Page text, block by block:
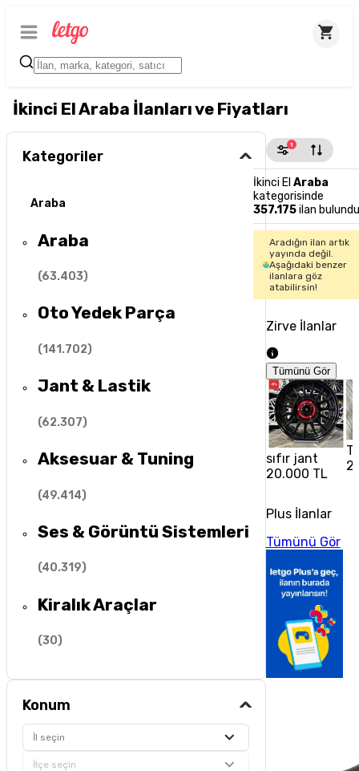
İkinci El Araba İlanları ve Fiyatları
Kategoriler
Araba
Araba
(63.403)
Oto Yedek Parça
(141.702)
Jant & Lastik
(62.307)
Aksesuar & Tuning
(49.414)
Ses & Görüntü Sistemleri
(40.319)
Kiralık Araçlar
(30)
Konum
İl seçin
İlçe seçin
1
İkinci El Araba
kategorisinde
357.175ilan bulundu
Aradığın ilan artık
yayında değil.
Aşağıdaki benzer
ilanlara göz
atabilirsin!
Zirve İlanlar
Tümünü Gör
sıfır jant
20.000 TL
Plus İlanlar
Tümünü Gör